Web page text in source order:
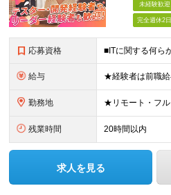
未経験歓迎
完全週休2日
応募資格
給与
勤務地
残業時間 20時間以内
求人を見る